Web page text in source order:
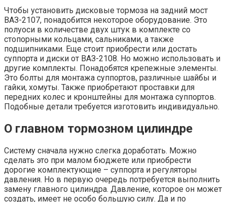
Чтобы установить дисковые тормоза на задний мост
ВАЗ-2107, понадобится некоторое оборудование. Это
полуоси в количестве двух штук в комплекте со
стопорными кольцами, сальниками, а также
подшипниками. Еще стоит приобрести или достать
суппорта и диски от ВАЗ-2108. Но можно использовать и
другие комплекты. Понадобятся крепежные элементы.
Это болты для монтажа суппортов, различные шайбы и
гайки, хомуты. Также приобретают проставки для
передних колес и кронштейны для монтажа суппортов.
Подобные детали требуется изготовить индивидуально.
О главном тормозном цилиндре
Систему сначала нужно слегка доработать. Можно
сделать это при малом бюджете или приобрести
дорогие комплектующие – суппорта и регуляторы
давления. Но в первую очередь потребуется выполнить
замену главного цилиндра. Давление, которое он может
создать, имеет не особо большую силу. Да и по